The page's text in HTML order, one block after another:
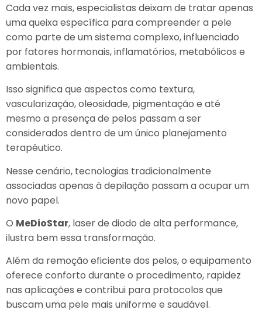
Cada vez mais, especialistas deixam de tratar apenas
uma queixa específica para compreender a pele
como parte de um sistema complexo, influenciado
por fatores hormonais, inflamatórios, metabólicos e
ambientais.
Isso significa que aspectos como textura,
vascularização, oleosidade, pigmentação e até
mesmo a presença de pelos passam a ser
considerados dentro de um único planejamento
terapêutico.
Nesse cenário, tecnologias tradicionalmente
associadas apenas à depilação passam a ocupar um
novo papel.
O MeDioStar, laser de diodo de alta performance,
ilustra bem essa transformação.
Além da remoção eficiente dos pelos, o equipamento
oferece conforto durante o procedimento, rapidez
nas aplicações e contribui para protocolos que
buscam uma pele mais uniforme e saudável.